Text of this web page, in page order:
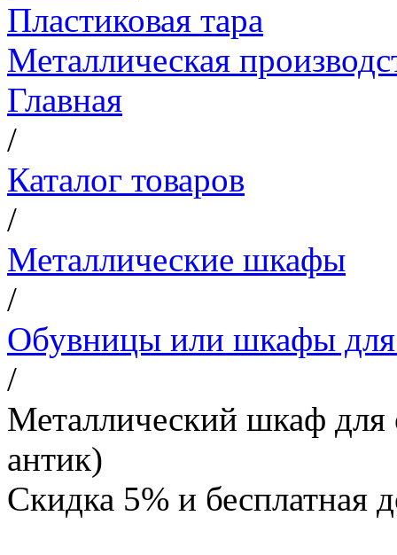
Пластиковая тара
Металлическая
Главная
/
Каталог товаров
/
Металлические шкафы
/
Обувницы или шкафы
/
Металлический шкаф
антик)
Скидка 5% и бесплатная